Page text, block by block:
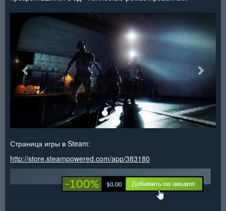
<
Страница игры в Steam:
http://store.steampowered.com/app/383180